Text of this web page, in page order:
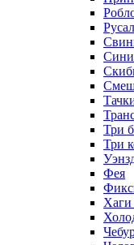
Три
Три
Фея
Хаги